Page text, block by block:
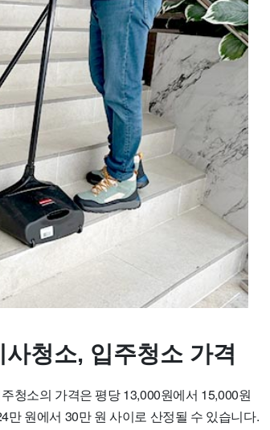
청소, 입주청소 가격
청소의 가격은 평당 13,000원에서 15,000원
원에서 30만 원 사이로 산정될 수 있습니다.